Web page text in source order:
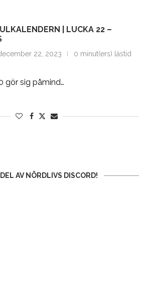
| LUCKA 22 –
22, 2023 0 minut(ers) lästid
gör sig påmind…
AV NÖRDLIVS DISCORD!